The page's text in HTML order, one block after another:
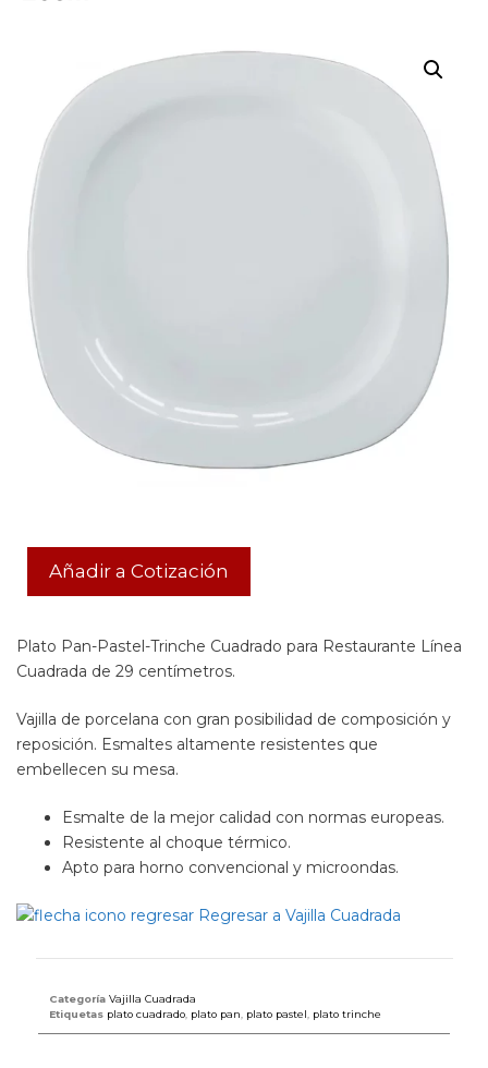
Añadir a Cotización
Plato Pan-Pastel-Trinche Cuadrado para Restaurante Línea
Cuadrada de 29 centímetros.
Vajilla de porcelana con gran posibilidad de composición y
reposición. Esmaltes altamente resistentes que
embellecen su mesa.
Esmalte de la mejor calidad con normas europeas.
Resistente al choque térmico.
Apto para horno convencional y microondas.
Regresar a Vajilla Cuadrada
Categoría Vajilla Cuadrada
Etiquetas plato cuadrado plato pan plato pastel plato trinche